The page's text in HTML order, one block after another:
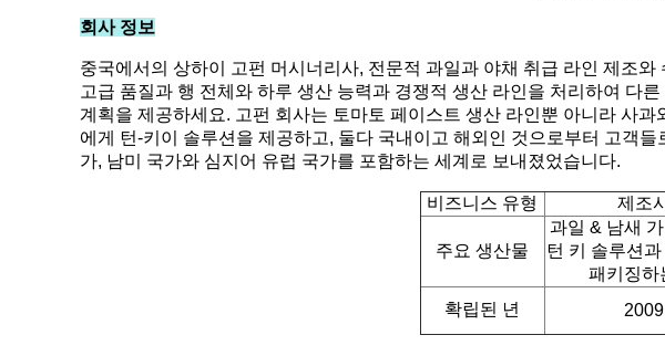
회사 정보
중국에서의 상하이 고펀 머시너리사, 전문적 과일과 야채 취급 라인 제조
고급 품질과 행 전체와 하루 생산 능력과 경쟁적 생산 라인을 처리하여 다
계획을 제공하세요. 고펀 회사는 토마토 페이스트 생산 라인뿐 아니라 사
에게 턴-키이 솔루션을 제공하고, 둘다 국내이고 해외인 것으로부터 고객
가, 남미 국가와 심지어 유럽 국가를 포함하는 세계로 보내졌었습니다.
비즈니스 유형 제조
주요 생산물
과일 & 남새
턴 키 솔루션
패키징하
확립된 년 2009